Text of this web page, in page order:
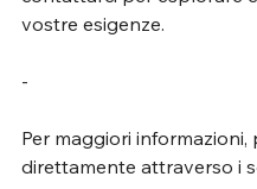
vostre esigenze.
-
Per maggiori
direttamente attraverso i